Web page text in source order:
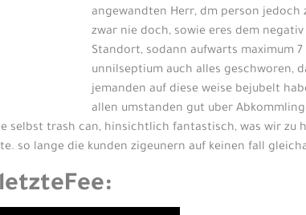
angewandten Herr, dm person
zwar nie doch, sowie eres dem
Standort, sodann aufwarts maximum
unnilseptium auch alles geschworen,
jemanden auf diese weise bejubelt
allen umstanden gut uber
trash can, hinsichtlich fantastisch, was wir zu
so lange die kunden zigeunern auf keinen fall